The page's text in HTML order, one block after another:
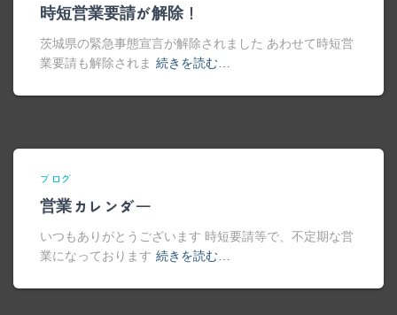
時短営業要請が解除！
茨城県の緊急事態宣言が解除されました あわせて時短営
業要請も解除されま 続きを読む…
ブログ
営業カレンダー
いつもありがとうございます 時短要請等で、不定期な営
業になっております 続きを読む…